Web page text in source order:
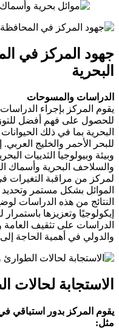
جهود المركز في
البحرية
الدراسات والمسوحات
يقوم المركز بإجراء
للحصول على فهم أفضل
البحرية بما في ذلك
للبحر الأحمر والخليج
وبيئة وبيولوجيا الثدييات
والسلاحف البحرية وأسماك
لمركز من مراقبة التغيرات
الموائل بشكل مستمر وتحديد
النتائج من هذه الدراسات
إيكولوجيًا وتعزيزها
الدراسات على تثقيف العامة
والدولي في أهمية الحاجة
الاستجابة لحالات
يقوم المركز بدور استباقي
مثل: